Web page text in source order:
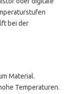
bei der
Material.
Temperaturen.